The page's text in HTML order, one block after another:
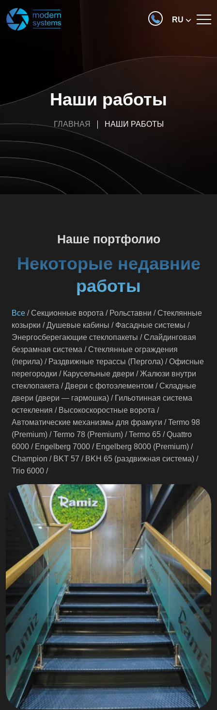
RU
Наши работы
ГЛАВНАЯ НАШИ РАБОТЫ
Наше портфолио
Некоторые недавние
работы
Все /Секционные ворота / Рольставни /Стеклянные
козырки /Душевые кабины / Фасадные системы /
Энергосберегающие стеклопакеты /Слайдинговая
безрамная система /Стеклянные ограждения
(перила) / Раздвижные терассы (Пергола) /Офисные
перегородки / Карусельные двери / Жалюзи внутри
стеклопакета /Двери с фотоэлементом /Складные
двери (двери — гармошка) / Гильотинная система
остекления / Высокоскоростные ворота /
Автоматические механизмы для фрамуги /Termo 98
(Premium) /Termo 78 (Premium) /Termo 65 /Quattro
6000 / Engelberg 7000 / Engelberg 8000 (Premium) /
Champion / BKT 57 / ВKН 65 (раздвижная система) /
Trio 6000 /